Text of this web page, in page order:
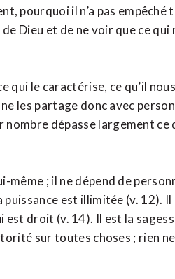
pourquoi il n’a pas empêché
Dieu et de ne voir que ce qui
qui le caractérise, ce qu’il
les partage donc avec
nombre dépasse largement ce
; il ne dépend de
puissance est illimitée (v. 12). Il
droit (v. 14). Il est la
sur toutes choses ; rien